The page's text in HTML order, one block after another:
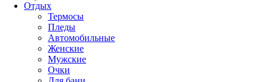
Отдых
Термосы
Пледы
Автомобильные
Женские
Мужские
Очки